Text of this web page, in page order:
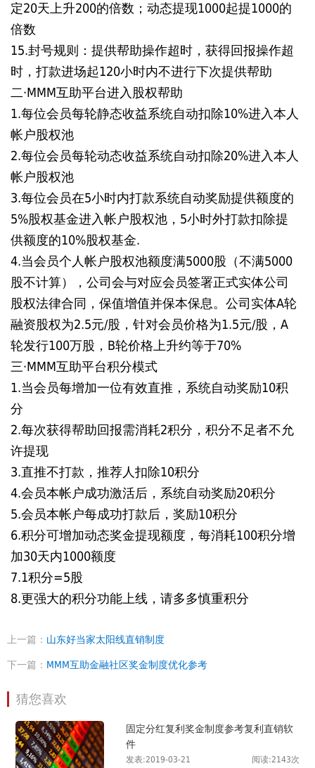
定20天上升200的倍数；动态提现1000起提1000的
倍数
15.封号规则：提供帮助操作超时，获得回报操作超
时，打款进场起120小时内不进行下次提供帮助
二·MMM互助平台进入股权帮助
1.每位会员每轮静态收益系统自动扣除10%进入本人
帐户股权池
2.每位会员每轮动态收益系统自动扣除20%进入本人
帐户股权池
3.每位会员在5小时内打款系统自动奖励提供额度的
5%股权基金进入帐户股权池，5小时外打款扣除提
供额度的10%股权基金.
4.当会员个人帐户股权池额度满5000股（不满5000
股不计算），公司会与对应会员签署正式实体公司
股权法律合同，保值增值并保本保息。公司实体A轮
融资股权为2.5元/股，针对会员价格为1.5元/股，A
轮发行100万股，B轮价格上升约等于70%
三·MMM互助平台积分模式
1.当会员每增加一位有效直推，系统自动奖励10积
分
2.每次获得帮助回报需消耗2积分，积分不足者不允
许提现
3.直推不打款，推荐人扣除10积分
4.会员本帐户成功激活后，系统自动奖励20积分
5.会员本帐户每成功打款后，奖励10积分
6.积分可增加动态奖金提现额度，每消耗100积分增
加30天内1000额度
7.1积分=5股
8.更强大的积分功能上线，请多多慎重积分
上一篇： 山东好当家太阳线直销制度
下一篇： MMM互助金融社区奖金制度优化参考
猜您喜欢
固定分红复利奖金制度参考复利直销软
件
发表:2019-03-21 阅读:2143次